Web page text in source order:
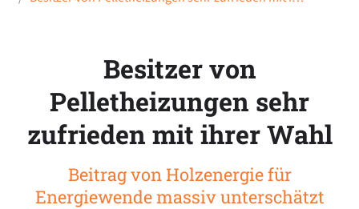
Besitzer von
Pelletheizungen sehr
zufrieden mit ihrer Wahl
Beitrag von Holzenergie für
Energiewende massiv unterschätzt